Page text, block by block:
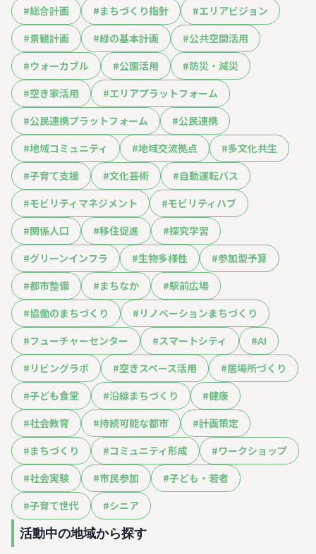
#総合計画 #まちづくり指針 #エリアビジョン
#景観計画 #緑の基本計画 #公共空間活用
#ウォーカブル #公園活用 #防災・減災
#空き家活用 #エリアプラットフォーム
#公民連携プラットフォーム #公民連携
#地域コミュニティ #地域交流拠点 #多文化共生
#子育て支援 #文化芸術 #自動運転バス
#モビリティマネジメント #モビリティハブ
#関係人口 #移住促進 #探究学習
#グリーンインフラ #生物多様性 #参加型予算
#都市整備 #まちなか #駅前広場
#協働のまちづくり # リノベーションまちづくり
#フューチャーセンター #スマートシティ #AI
# リビングラボ #空きスペース活用 #居場所づくり
#子ども食堂 #沿線まちづくり #健康
#社会教育 #持続可能な都市 #計画策定
#まちづくり #コミュニティ形成 #ワークショップ
#社会実験 #市民参加 #子ども・若者
#子育て世代 #シニア
活動中の地域から探す